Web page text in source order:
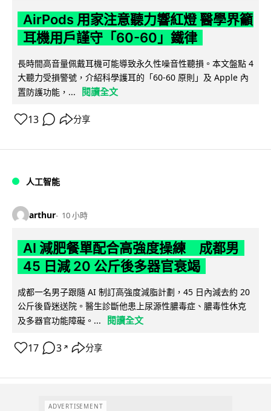
AirPods 用家注意聽力響紅燈 醫學界籲
耳機用戶謹守「60-60」鐵律
長時間高音量佩戴耳機可能導致永久性噪音性聽損。本文盤點 4
大聽力受損警號，介紹科學護耳的「60-60 原則」及 Apple 內
置防護功能，...
閱讀全文
13 分享
人工智能
arthur 10 小時
AI 減肥餐單配合高強度操練 成都男
45 日減 20 公斤後多器官衰竭
成都一名男子跟隨 AI 制訂高強度減脂計劃，45 日內減去約 20
公斤後昏迷送院。醫生診斷他患上尿源性膿毒症、膿毒性休克
及多器官功能障礙。...
閱讀全文
17 3 ↗ 分享
ADVERTISEMENT